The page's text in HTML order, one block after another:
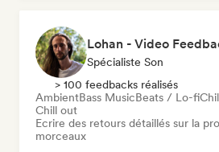
Lohan - Video
Spécialiste Son
> 100 feedbacks réalisés
AmbientBass MusicBeats / Lo-fi
Chill out
Ecrire des retours détaillés sur la
morceaux